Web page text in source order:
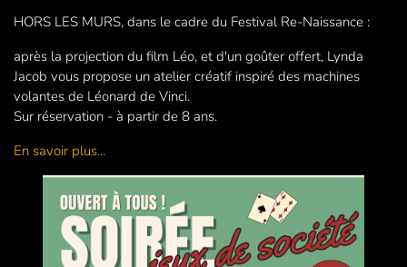
HORS LES MURS, dans le cadre du Festival Re-Naissance :
après la projection du film Léo, et d'un goûter offert, Lynda
Jacob vous propose un atelier créatif inspiré des machines
volantes de Léonard de Vinci.
Sur réservation - à partir de 8 ans.
En savoir plus...